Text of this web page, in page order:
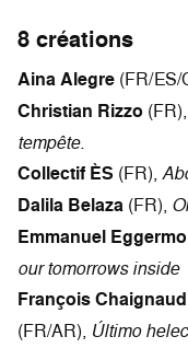
8 créations
Aina Alegre (FR/ES/
Christian Rizzo (FR),
tempête.
Collectif ÈS (FR),
Dalila Belaza (FR),
Emmanuel
our tomorrows inside
François
(FR/AR), Último